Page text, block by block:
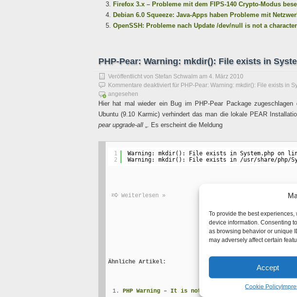
To provide the best
device information. Consenting
as browsing behavior or unique
may adversely affect certain
Accept
Cookie Policy
Firefox 3.x – Probleme mit dem FIPS-140 Crypto-Modus
Debian 6.0 Squeeze: Java-Apps haben Probleme mit
OpenSSH: Probleme nach Update /dev/null is not a
PHP-Pear: Warning: mkdir(): File exists in
Veröffentlicht von Stefan Schwalm am 4. März 2010
Kommentare deaktiviert für PHP-Pear: Warning: mkdir(): File exists in
angesehen
Hier hat mal wieder ein Bug im PHP-Pear Package zugeschlagen
Ubuntu (9.10 Karmic) verhindert das man die lokale PEAR
pear upgrade-all „. Es erscheint die Meldung
1
2
Warning: mkdir(): File exists in System.php on
Warning: mkdir(): File exists in /usr/share/php/
Weiterlesen »
Ähnliche Artikel:
PHP Warning – It is not safe to rely on the